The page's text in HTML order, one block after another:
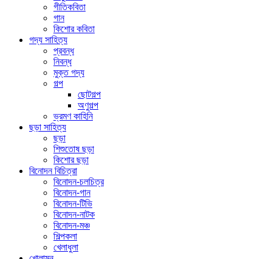
গীতিকবিতা
গান
কিশোর কবিতা
গদ্য সাহিত্য
প্রবন্ধ
নিবন্ধ
মুক্ত গদ্য
গল্প
ছোটগল্প
অণুগল্প
ভ্রমণ কাহিনি
ছড়া সাহিত্য
ছড়া
শিশুতোষ ছড়া
কিশোর ছড়া
বিনোদন বিচিত্রা
বিনোদন-চলচিত্র
বিনোদন-গান
বিনোদন-টিভি
বিনোদন-নাটক
বিনোদন-মঞ্চ
শিল্পকলা
খেলাধুলা